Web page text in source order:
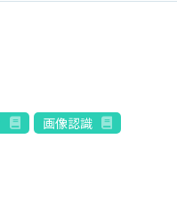
画像認識